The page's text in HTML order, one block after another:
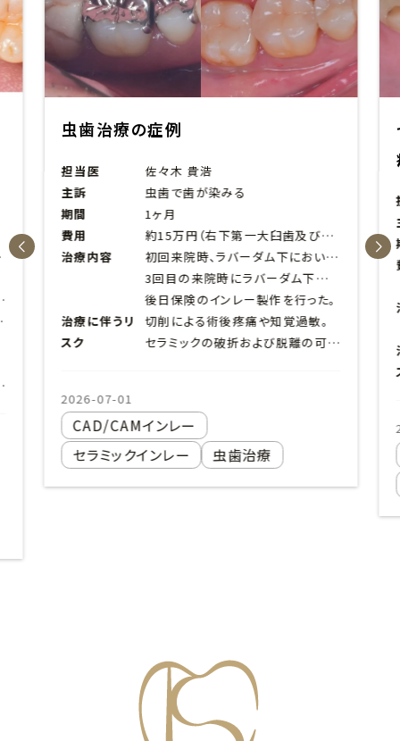
ンディングを行った。
虫歯治療の症例
担当医
佐々木 貴浩
主訴
虫歯で歯が染みる
期間
1ヶ月
費用
約15万円（右下第一大臼歯及び第二大臼歯にセラミックインレー、右下第二小臼歯は保険適用のCAD/CAMインレーを装着）
治療内容
初回来院時、ラバーダム下において、う蝕の除去およびレジンによる裏装を行った。痛みや症状の改善を確認の上、後日形成、型取りを行い、
3回目の来院時にラバーダム下にてオーバーレイを接着。
後日保険のインレー製作を行った。
治療に伴うリ
スク
切削による術後疼痛や知覚過敏。
セラミックの破折および脱離の可能性。
2026-07-01
CAD/CAMインレー
セラミックインレー
虫歯治療